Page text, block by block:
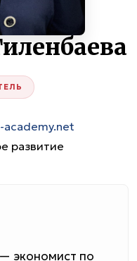
academy.net
развитие
экономист по